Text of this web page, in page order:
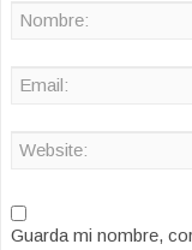
Guarda mi nombre,